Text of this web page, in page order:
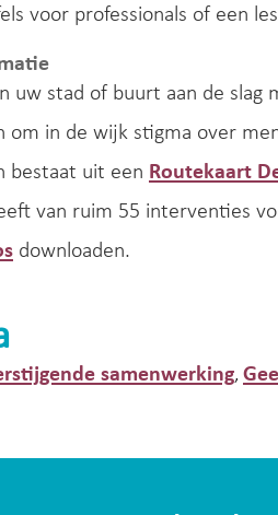
voor professionals of een
uw stad of buurt aan de slag
om in de wijk stigma over
bestaat uit een Routekaart
van ruim 55 interventies
downloaden.
samenwerking,